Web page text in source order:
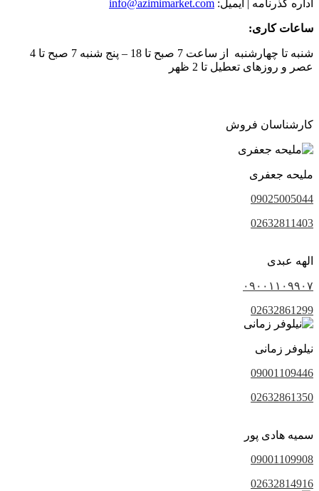
اداره گذرنامه | ایمیل: info@azimimarket.com
ساعات کاری:
شنبه تا چهارشنبه از ساعت 7 صبح تا 18 – پنج شنبه 7 صبح تا 4
عصر و روزهای تعطیل تا 2 ظهر
کارشناسان فروش
ملیحه جعفری
09025005044
02632811403
الهه عبدی
۰۹۰۰۱۱۰۹۹۰۷
02632861299
نیلوفر زمانی
09001109446
02632861350
سمیه هادی پور
09001109908
02632814916